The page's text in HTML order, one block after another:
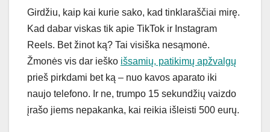
Girdžiu, kaip kai kurie sako, kad tinklaraščiai mirę.
Kad dabar viskas tik apie TikTok ir Instagram
Reels. Bet žinot ką? Tai visiška nesąmonė.
Žmonės vis dar ieško išsamių, patikimų apžvalgų
prieš pirkdami bet ką – nuo kavos aparato iki
naujo telefono. Ir ne, trumpo 15 sekundžių vaizdo
įrašo jiems nepakanka, kai reikia išleisti 500 eurų.